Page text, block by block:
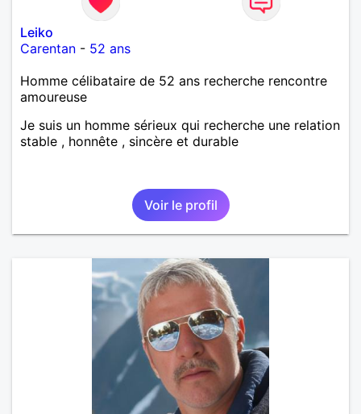
Leiko
Carentan - 52 ans
Homme célibataire de 52 ans recherche rencontre
amoureuse
Je suis un homme sérieux qui recherche une relation
stable , honnête , sincère et durable
Voir le profil